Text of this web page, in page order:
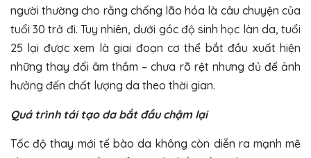
người thường cho rằng chống lão hóa là câu chuyện của
tuổi 30 trở đi. Tuy nhiên, dưới góc độ sinh học làn da, tuổi
25 lại được xem là giai đoạn cơ thể bắt đầu xuất hiện
những thay đổi âm thầm – chưa rõ rệt nhưng đủ để ảnh
hưởng đến chất lượng da theo thời gian.
Quá trình tái tạo da bắt đầu chậm lại
Tốc độ thay mới tế bào da không còn diễn ra mạnh mẽ